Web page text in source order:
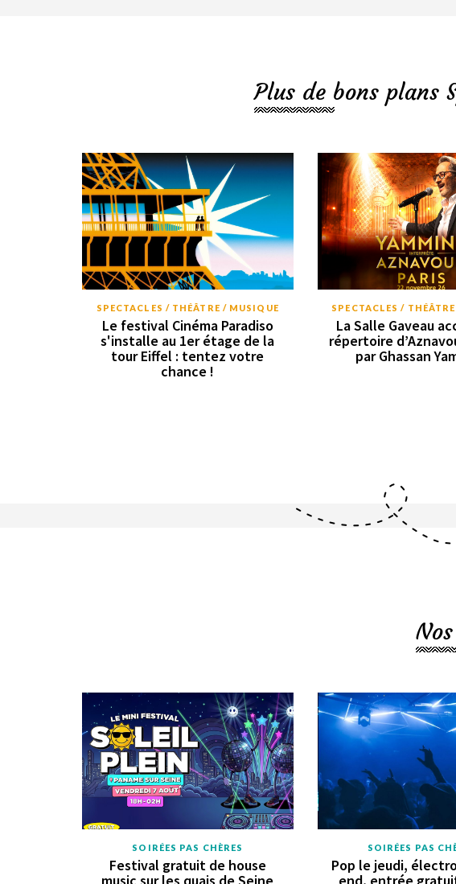
Plus de bons plans
SPECTACLES / THÉÂTRE / MUSIQUE
Le festival Cinéma Paradiso
s'installe au 1er étage de la
tour Eiffel : tentez votre
chance !
SPECTACLES /
La Salle Gaveau
répertoire
par Ghassan
SOIRÉES PAS CHÈRES
Festival gratuit de house
music sur les quais de Seine
SOIRÉES PAS
Pop le jeudi,
end, entrée